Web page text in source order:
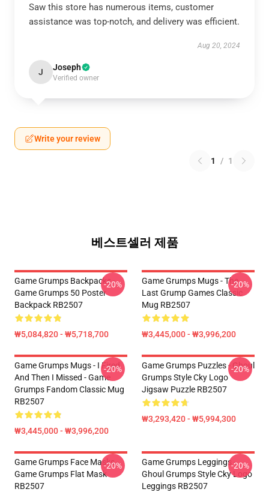
Saw this store has numerous items, customer
assistance was top-notch, and delivery was efficient.
Aug 20, 2024
J Joseph
Verified owner
Write your review
1 / 1
베스트셀러 제품
Game Grumps Backpacks -
Game Grumps 50 Poster
Backpack RB2507
₩5,084,820 - ₩5,718,700
-20%
Game Grumps Mugs - The
Last Grump Games Classic
Mug RB2507
₩3,445,000 - ₩3,996,200
-20%
Game Grumps Mugs - I Fired
And Then I Missed - Game
Grumps Fandom Classic Mug
RB2507
₩3,445,000 - ₩3,996,200
-20%
Game Grumps Puzzles - Ghoul
Grumps Style Cky Logo
Jigsaw Puzzle RB2507
₩3,293,420 - ₩5,994,300
-20%
Game Grumps Face Masks -
Game Grumps Flat Mask
RB2507
-20%
Game Grumps Leggings -
Ghoul Grumps Style Cky Logo
Leggings RB2507
-20%